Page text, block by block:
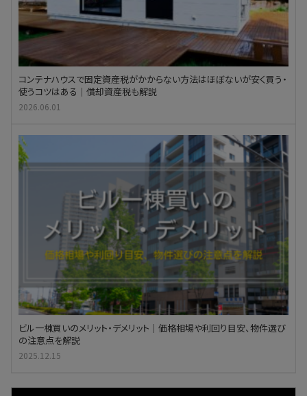
コンテナハウスで固定資産税がかからない方法はほぼないが安く買う・
使うコツはある｜償却資産税も解説
2026.06.01
ビル一棟買いのメリット・デメリット｜価格相場や利回り目安、物件選び
の注意点を解説
2025.12.15